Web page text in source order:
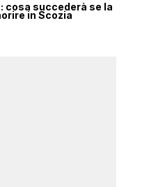
cosa succederà se la
in Scozia